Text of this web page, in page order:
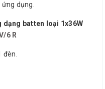
dụng.
dạng batten loại 1x36W
6 R
đèn.